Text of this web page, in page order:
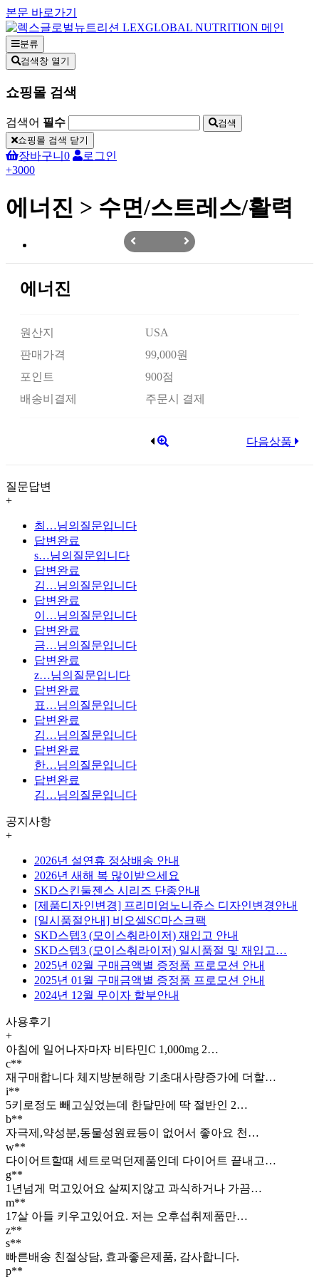
본문 바로가기
분류
검색창 열기
쇼핑몰 검색
검색어 필수
검색
쇼핑몰 검색 닫기
장바구니 0
로그인
+3000
에너진 > 수면/스트레스/활력
에너진
원산지
USA
판매가격
99,000원
포인트
900점
배송비결제
주문시 결제
다음상품
질문답변
+
최…님의질문입니다
답변완료
s…님의질문입니다
답변완료
김…님의질문입니다
답변완료
이…님의질문입니다
답변완료
금…님의질문입니다
답변완료
z…님의질문입니다
답변완료
표…님의질문입니다
답변완료
김…님의질문입니다
답변완료
한…님의질문입니다
답변완료
김…님의질문입니다
공지사항
+
2026년 설연휴 정상배송 안내
2026년 새해 복 많이받으세요
SKD스킨둘젠스 시리즈 단종안내
[제품디자인변경] 프리미엄노니쥬스 디자인변경안내
[일시품절안내] 비오셀SC마스크팩
SKD스텝3 (모이스춰라이저) 재입고 안내
SKD스텝3 (모이스춰라이저) 일시품절 및 재입고…
2025년 02월 구매금액별 증정품 프로모션 안내
2025년 01월 구매금액별 증정품 프로모션 안내
2024년 12월 무이자 할부안내
사용후기
+
아침에 일어나자마자 비타민C 1,000mg 2…
c**
재구매합니다 체지방분해랑 기초대사량증가에 더할…
i**
5키로정도 빼고싶었는데 한달만에 딱 절반인 2…
b**
자극제,약성분,동물성원료등이 없어서 좋아요 천…
w**
다이어트할때 세트로먹던제품인데 다이어트 끝내고…
g**
1년넘게 먹고있어요 살찌지않고 과식하거나 가끔…
m**
17살 아들 키우고있어요. 저는 오후섭취제품만…
z**
s**
빠른배송 친절상담, 효과좋은제품, 감사합니다.
p**